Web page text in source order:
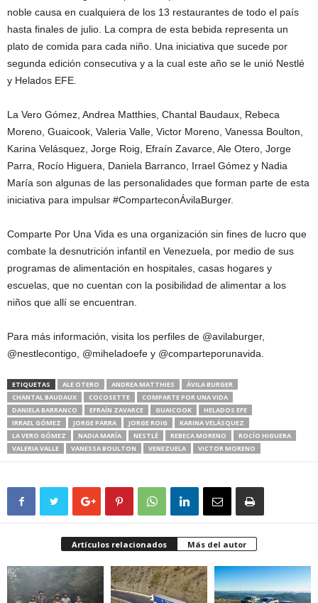
noble causa en cualquiera de los 13 restaurantes de todo el país
hasta finales de julio. La compra de esta bebida representa un
plato de comida para cada niño. Una iniciativa que sucede por
segunda edición consecutiva y a la cual este año se le unió Nestlé
y Helados EFE.
La Vero Gómez, Andrea Matthies, Chantal Baudaux, Rebeca
Moreno, Guaicook, Valeria Valle, Victor Moreno, Vanessa Boulton,
Karina Velásquez, Jorge Roig, Efraín Zavarce, Ale Otero, Jorge
Parra, Rocío Higuera, Daniela Barranco, Irrael Gómez y Nadia
María son algunas de las personalidades que forman parte de esta
iniciativa para impulsar #ComparteconÁvilaBurger.
Comparte Por Una Vida es una organización sin fines de lucro que
combate la desnutrición infantil en Venezuela, por medio de sus
programas de alimentación en hospitales, casas hogares y
escuelas, que no cuentan con la posibilidad de alimentar a los
niños que allí se encuentran.
Para más información, visita los perfiles de @avilaburger,
@nestlecontigo, @miheladoefe y @comparteporunavida.
ETIQUETAS ALE OTERO ANDREA MATTHIES
ÁVILA BURGER
CHANTAL BAUDAUX
COCOSETTE
COMPARTE POR UNA VIDA
DANIELA BARRANCO
EFRAÍN ZAVARCE GUAICOOK
HELADOS EFE
IRRAEL GÓMEZ
JORGE PARRA JORGE ROIG
KARINA VELÁSQUEZ
LA VERO GÓMEZ
NADIA MARÍA NESTLÉ REBECA MORENO
ROCÍO HIGUERA
VALERIA VALLE
VANESSA BOULTON VENEZUELA VICTOR MORENO
Artículos relacionados Más del autor